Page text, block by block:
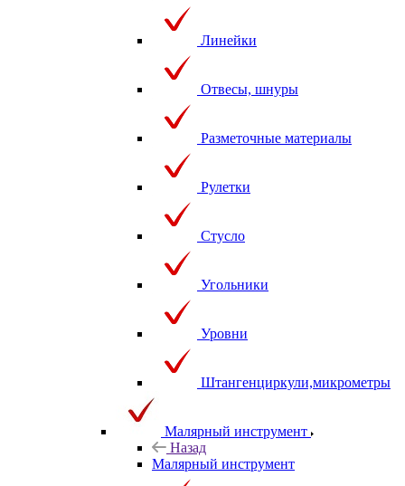
Линейки
Отвесы, шнуры
Разметочные материалы
Рулетки
Стусло
Угольники
Уровни
Штангенциркули,микрометры
Малярный инструмент
Назад
Малярный инструмент